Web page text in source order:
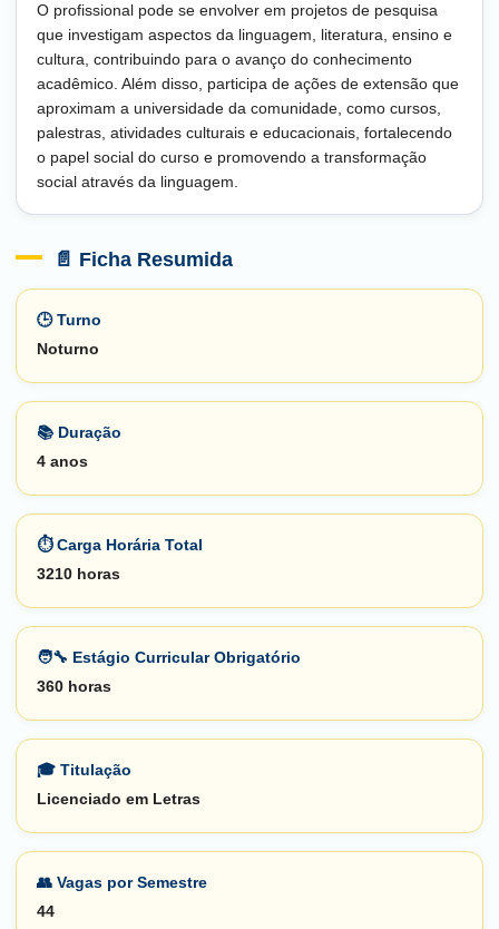
O profissional pode se envolver em projetos de pesquisa
que investigam aspectos da linguagem, literatura, ensino e
cultura, contribuindo para o avanço do conhecimento
acadêmico. Além disso, participa de ações de extensão que
aproximam a universidade da comunidade, como cursos,
palestras, atividades culturais e educacionais, fortalecendo
o papel social do curso e promovendo a transformação
social através da linguagem.
📄 Ficha Resumida
🕒 Turno
Noturno
📚 Duração
4 anos
⏱️ Carga Horária Total
3210 horas
🧑‍🔧 Estágio Curricular Obrigatório
360 horas
🎓 Titulação
Licenciado em Letras
👥 Vagas por Semestre
44